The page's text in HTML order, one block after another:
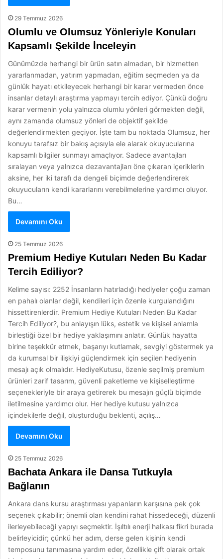
29 Temmuz 2026
Olumlu ve Olumsuz Yönleriyle Konuları
Kapsamlı Şekilde İnceleyin
Günümüzde herhangi bir ürün satın almadan, bir hizmetten
yararlanmadan, yatırım yapmadan, eğitim seçmeden ya da
günlük hayatı etkileyecek herhangi bir karar vermeden önce
insanlar detaylı araştırma yapmayı tercih ediyor. Çünkü doğru
karar vermenin yolu yalnızca olumlu yönleri görmekten değil,
aynı zamanda olumsuz yönleri de objektif şekilde
değerlendirmekten geçiyor. İşte tam bu noktada Olumsuz, her
konuyu tarafsız bir bakış açısıyla ele alarak okuyucularına
kapsamlı bilgiler sunmayı amaçlıyor. Sadece avantajları
sıralayan veya yalnızca dezavantajları öne çıkaran içeriklerin
aksine, her iki tarafı da dengeli biçimde değerlendirerek
okuyucuların kendi kararlarını verebilmelerine yardımcı oluyor.
Bu…
Devamını Oku
25 Temmuz 2026
Premium Hediye Kutuları Neden Bu Kadar
Tercih Ediliyor?
Kelime sayısı: 2252 İnsanların hatırladığı hediyeler çoğu zaman
en pahalı olanlar değil, kendileri için özenle kurgulandığını
hissettirenlerdir. Premium Hediye Kutuları Neden Bu Kadar
Tercih Ediliyor?, bu anlayışın lüks, estetik ve kişisel anlamla
birleştiği özel bir hediye yaklaşımını anlatır. Günlük hayatta
birine teşekkür etmek, başarıyı kutlamak, sevgiyi göstermek ya
da kurumsal bir ilişkiyi güçlendirmek için seçilen hediyenin
mesajı açık olmalıdır. HediyeKutusu, özenle seçilmiş premium
ürünleri zarif tasarım, güvenli paketleme ve kişiselleştirme
seçenekleriyle bir araya getirerek bu mesajın güçlü biçimde
iletilmesine yardımcı olur. Her hediye kutusu yalnızca
içindekilerle değil, oluşturduğu beklenti, açılış…
Devamını Oku
25 Temmuz 2026
Bachata Ankara ile Dansa Tutkuyla
Bağlanın
Ankara dans kursu araştırması yapanların karşısına pek çok
seçenek çıkabilir; önemli olan kendini rahat hissedeceği, düzenli
ilerleyebileceği yapıyı seçmektir. İşıltılı enerji halkası fikri burada
belirleyicidir; çünkü her adım, derse gelen kişinin kendi
temposunu tanımasına yardım eder, özellikle çift olarak ortak